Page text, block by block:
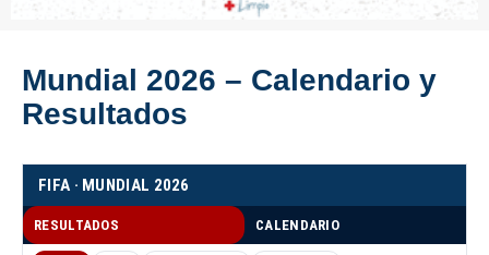
Mundial 2026 – Calendario y
Resultados
FIFA · MUNDIAL 2026
RESULTADOS CALENDARIO